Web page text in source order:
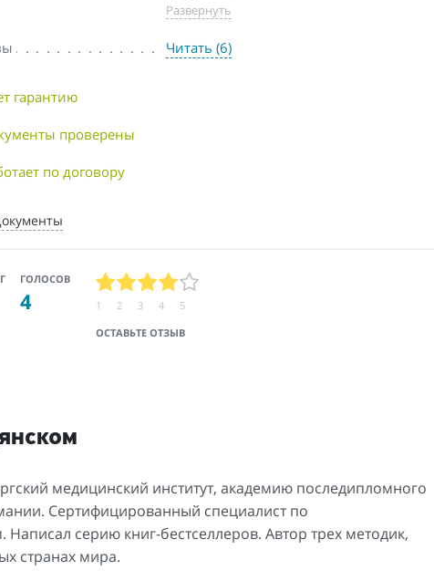
Развернуть
Читать (6)
гарантию
проверены
по договору
ГОЛОСОВ
4
ОСТАВЬТЕ ОТЗЫВ
1 2 3 4 5
медицинский институт, академию последипломного
Сертифицированный специалист по
серию книг-бестселлеров. Автор трех методик,
странах мира.